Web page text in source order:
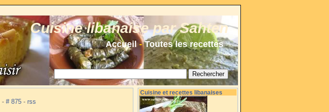
Cuisine libanaise par Sahten
Accueil-Toutes les recettes
- # 875 - rss
Cuisine et recettes libanaises